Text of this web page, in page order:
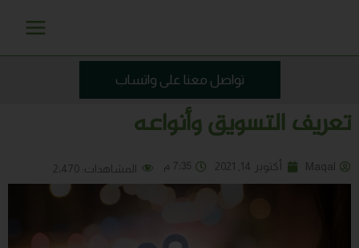
تواصل معنا على واتساب
تعريف التسويق وأنواعه
Maqal أكتوبر 14, 2021 7:35 م المشاهدات: 2٬470